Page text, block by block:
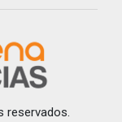
reservados.